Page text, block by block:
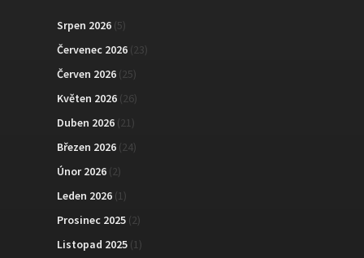
Srpen 2026 (5)
Červenec 2026 (23)
Červen 2026 (25)
Květen 2026 (26)
Duben 2026 (21)
Březen 2026 (24)
Únor 2026 (2)
Leden 2026 (1)
Prosinec 2025 (2)
Listopad 2025 (1)